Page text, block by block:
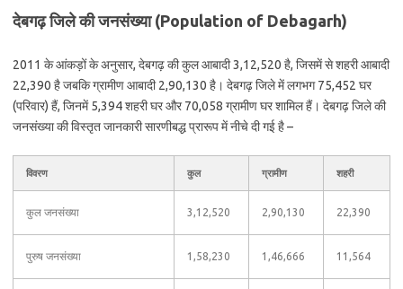
देबगढ़ जिले की जनसंख्या (Population of Debagarh)
2011 के आंकड़ों के अनुसार, देबगढ़ की कुल आबादी 3,12,520 है, जिसमें से शहरी आबादी
22,390 है जबकि ग्रामीण आबादी 2,90,130 है। देबगढ़ जिले में लगभग 75,452 घर
(परिवार) हैं, जिनमें 5,394 शहरी घर और 70,058 ग्रामीण घर शामिल हैं। देबगढ़ जिले की
जनसंख्या की विस्तृत जानकारी सारणीबद्ध प्रारूप में नीचे दी गई है –
विवरण कुल ग्रामीण शहरी
कुल जनसंख्या 3,12,520 2,90,130 22,390
पुरुष जनसंख्या 1,58,230 1,46,666 11,564